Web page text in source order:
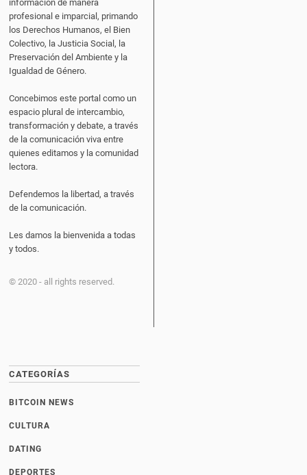
información de manera
profesional e imparcial, primando
los Derechos Humanos, el Bien
Colectivo, la Justicia Social, la
Preservación del Ambiente y la
Igualdad de Género.
Concebimos este portal como un
espacio plural de intercambio,
transformación y debate, a través
de la comunicación viva entre
quienes editamos y la comunidad
lectora.
Defendemos la libertad, a través
de la comunicación.
Les damos la bienvenida a todas
y todos.
© 2020 - all rights reserved.
CATEGORÍAS
BITCOIN NEWS
CULTURA
DATING
DEPORTES